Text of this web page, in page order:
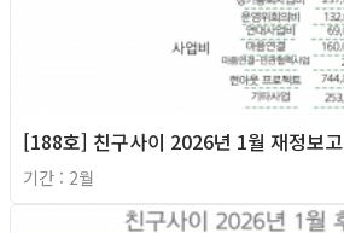
[188호] 친구사이 2026년 1월 재정보고
기간 : 2월